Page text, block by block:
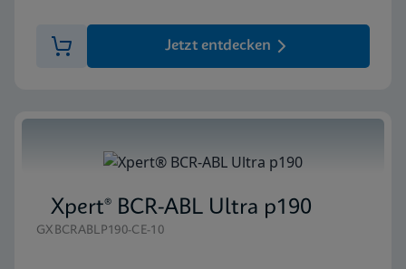
Jetzt entdecken
Xpert® BCR-ABL Ultra p190
GXBCRABLP190-CE-10